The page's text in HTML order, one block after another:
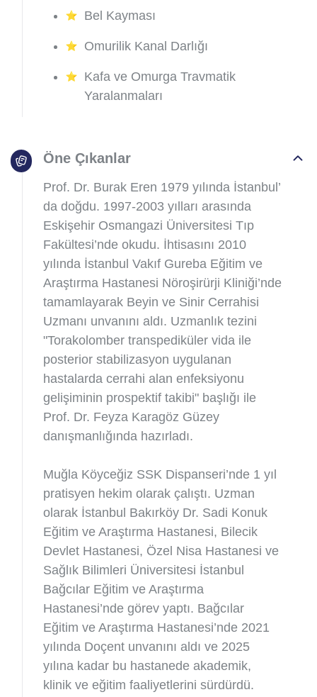
Bel Kayması
Omurilik Kanal Darlığı
Kafa ve Omurga Travmatik
Yaralanmaları
Öne Çıkanlar
Prof. Dr. Burak Eren 1979 yılında İstanbul’
da doğdu. 1997-2003 yılları arasında
Eskişehir Osmangazi Üniversitesi Tıp
Fakültesi’nde okudu. İhtisasını 2010
yılında İstanbul Vakıf Gureba Eğitim ve
Araştırma Hastanesi Nöroşirürji Kliniği’nde
tamamlayarak Beyin ve Sinir Cerrahisi
Uzmanı unvanını aldı. Uzmanlık tezini
"Torakolomber transpediküler vida ile
posterior stabilizasyon uygulanan
hastalarda cerrahi alan enfeksiyonu
gelişiminin prospektif takibi" başlığı ile
Prof. Dr. Feyza Karagöz Güzey
danışmanlığında hazırladı.
Muğla Köyceğiz SSK Dispanseri’nde 1 yıl
pratisyen hekim olarak çalıştı. Uzman
olarak İstanbul Bakırköy Dr. Sadi Konuk
Eğitim ve Araştırma Hastanesi, Bilecik
Devlet Hastanesi, Özel Nisa Hastanesi ve
Sağlık Bilimleri Üniversitesi İstanbul
Bağcılar Eğitim ve Araştırma
Hastanesi’nde görev yaptı. Bağcılar
Eğitim ve Araştırma Hastanesi’nde 2021
yılında Doçent unvanını aldı ve 2025
yılına kadar bu hastanede akademik,
klinik ve eğitim faaliyetlerini sürdürdü.